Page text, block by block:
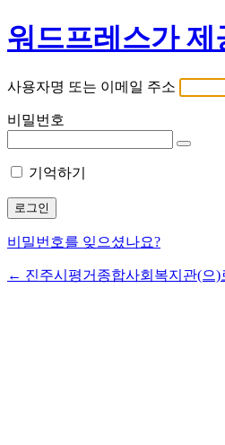
워드프레스가 제
사용자명 또는 이메일 주소
비밀번호
기억하기
비밀번호를 잊으셨나요?
← 진주시평거종합사회복지관(으)